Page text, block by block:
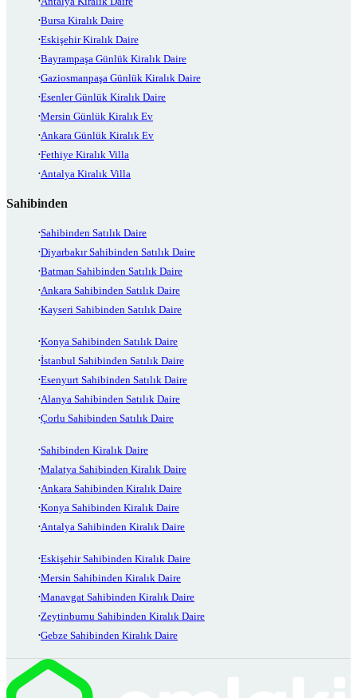
Bursa Kiralık Daire
Eskişehir Kiralık Daire
Bayrampaşa Günlük Kiralık Daire
Gaziosmanpaşa Günlük Kiralık Daire
Esenler Günlük Kiralık Daire
Mersin Günlük Kiralık Ev
Ankara Günlük Kiralık Ev
Fethiye Kiralık Villa
Antalya Kiralık Villa
Sahibinden
Sahibinden Satılık Daire
Diyarbakır Sahibinden Satılık Daire
Batman Sahibinden Satılık Daire
Ankara Sahibinden Satılık Daire
Kayseri Sahibinden Satılık Daire
Konya Sahibinden Satılık Daire
İstanbul Sahibinden Satılık Daire
Esenyurt Sahibinden Satılık Daire
Alanya Sahibinden Satılık Daire
Çorlu Sahibinden Satılık Daire
Sahibinden Kiralık Daire
Malatya Sahibinden Kiralık Daire
Ankara Sahibinden Kiralık Daire
Konya Sahibinden Kiralık Daire
Antalya Sahibinden Kiralık Daire
Eskişehir Sahibinden Kiralık Daire
Mersin Sahibinden Kiralık Daire
Manavgat Sahibinden Kiralık Daire
Zeytinburnu Sahibinden Kiralık Daire
Gebze Sahibinden Kiralık Daire